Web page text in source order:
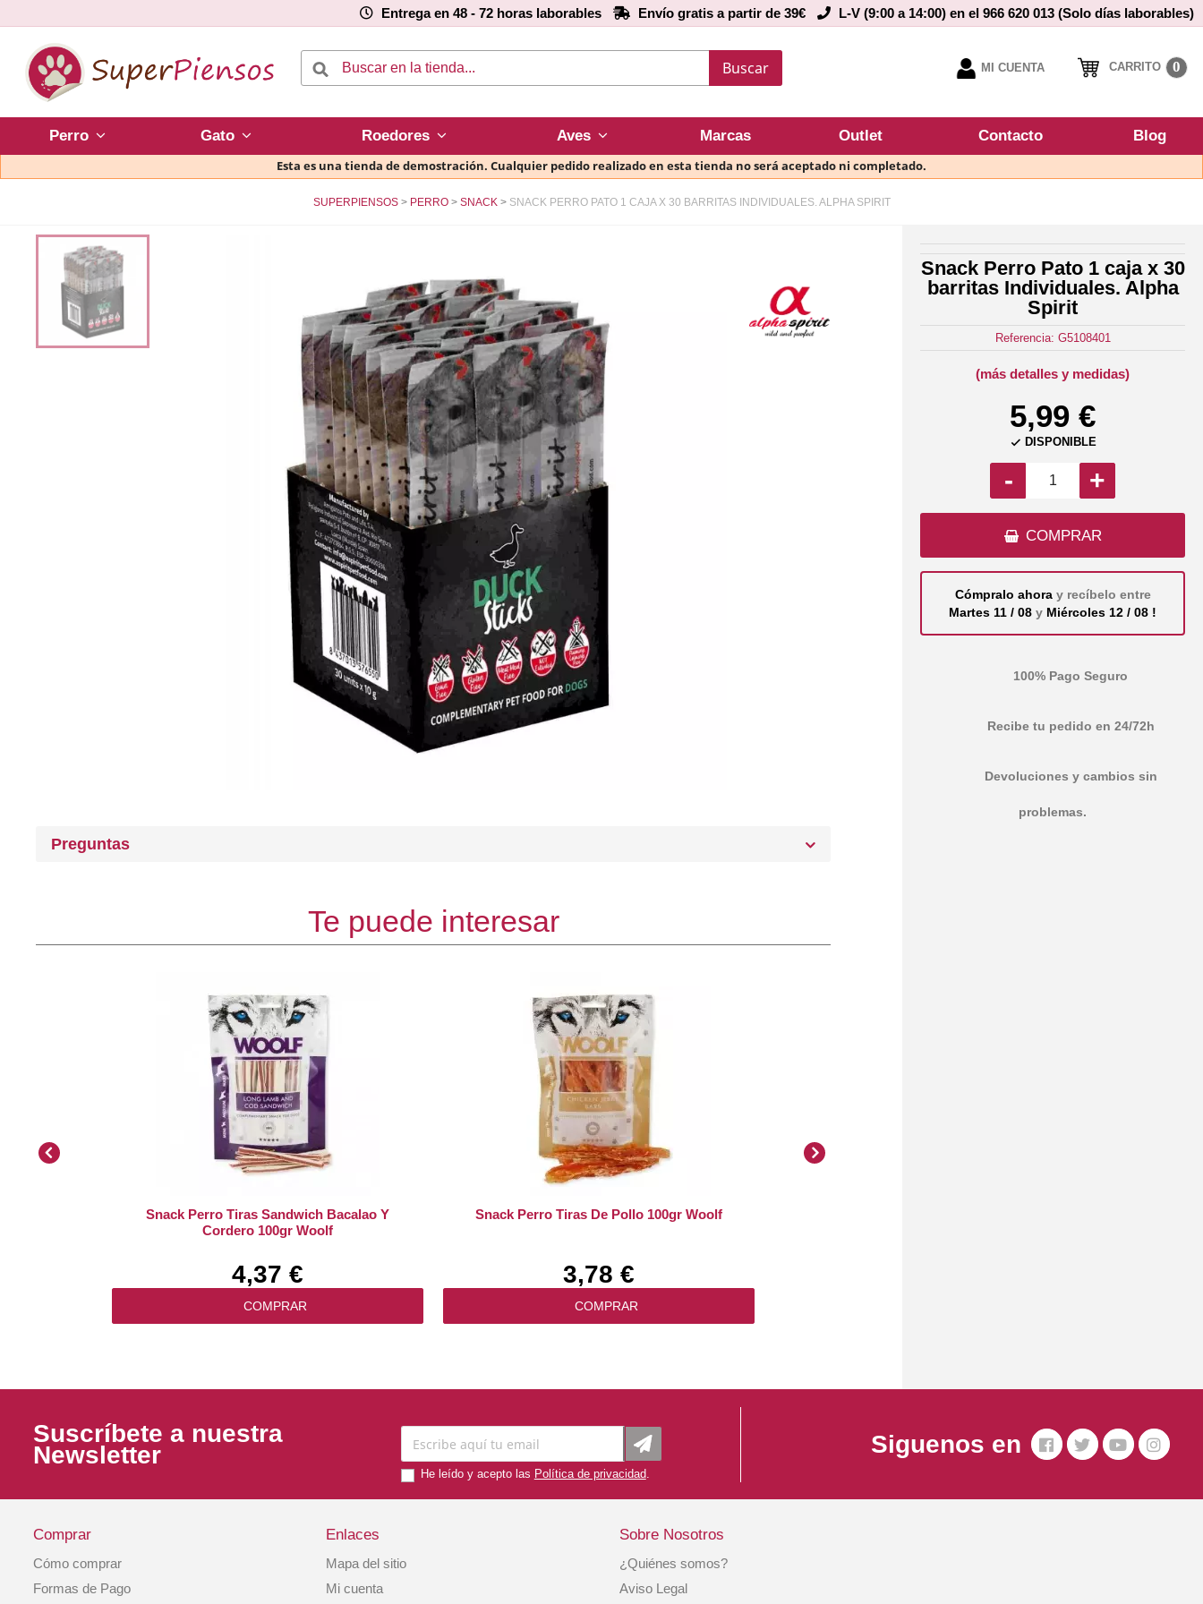
Entrega en 48 - 72 horas laborables Envío gratis a partir de 39€ L-V (9:00 a 14:00) en el 966 620 013 (Solo días laborables)
Buscar MI CUENTA CARRITO 0
Perro Gato Roedores Aves Marcas Outlet Contacto Blog
Esta es una tienda de demostración. Cualquier pedido realizado en esta tienda no será aceptado ni completado.
SUPERPIENSOS PERRO SNACK SNACK PERRO PATO 1 CAJA X 30 BARRITAS INDIVIDUALES. ALPHA SPIRIT
Snack Perro Pato 1 caja x 30
barritas Individuales. Alpha
Spirit
Referencia: G5108401
(más detalles y medidas)
5,99 €
 DISPONIBLE
- +
COMPRAR
Cómpralo ahora y recíbelo entre
Martes 11 / 08 y Miércoles 12 / 08 !
100% Pago Seguro
Recibe tu pedido en 24/72h
Devoluciones y cambios sin
problemas.
Preguntas
Te puede interesar
Snack Perro Tiras Sandwich Bacalao Y
Cordero 100gr Woolf
4,37 €
COMPRAR
Snack Perro Tiras De Pollo 100gr Woolf
3,78 €
COMPRAR
Snack Perro Sandwich Conejo Y Bacalao
Snack Dental Navidad T-S .6 Unidades.
Whimzees
Suscríbete a nuestra
Newsletter
He leído y acepto las Política de privacidad.
Siguenos en
Comprar
Cómo comprar
Formas de Pago
Enlaces
Mapa del sitio
Mi cuenta
Sobre Nosotros
¿Quiénes somos?
Aviso Legal